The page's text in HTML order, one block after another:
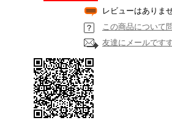
レビューはありま
この商品について
友達にメールです